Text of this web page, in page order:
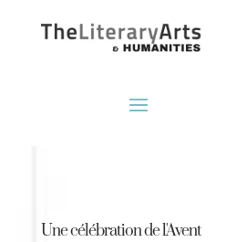
Une célébration de l'Avent